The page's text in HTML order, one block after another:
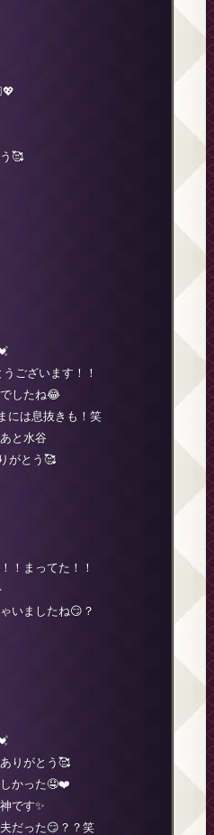
🥰
ございます！！
したね😂
には息抜きも！笑
と水谷
がとう🥰
！まってた！！
いましたね😏？
りがとう🥰
かった🤤❤️
です✨
だった😏？？笑